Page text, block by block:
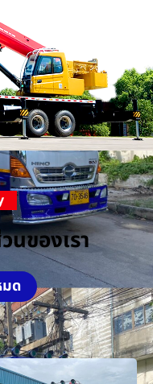
ของเรา
ด